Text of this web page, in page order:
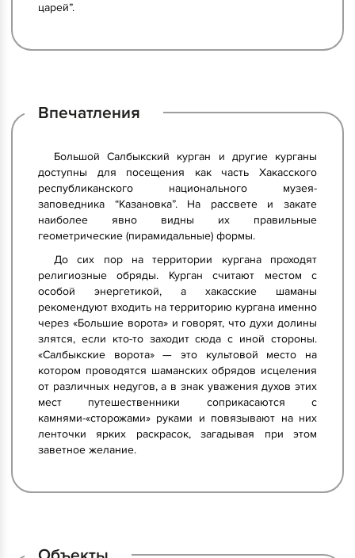
царей”.
Впечатления
Большой Салбыкский курган и другие курганы
доступны для посещения как часть Хакасского
республиканского национального музея-
заповедника “Казановка”. На рассвете и закате
наиболее явно видны их правильные
геометрические (пирамидальные) формы.
До сих пор на территории кургана проходят
религиозные обряды. Курган считают местом с
особой энергетикой, а хакасские шаманы
рекомендуют входить на территорию кургана именно
через «Большие ворота» и говорят, что духи долины
злятся, если кто-то заходит сюда с иной стороны.
«Салбыкские ворота» — это культовой место на
котором проводятся шаманских обрядов исцеления
от различных недугов, а в знак уважения духов этих
мест путешественники соприкасаются с
камнями-«сторожами» руками и повязывают на них
ленточки ярких раскрасок, загадывая при этом
заветное желание.